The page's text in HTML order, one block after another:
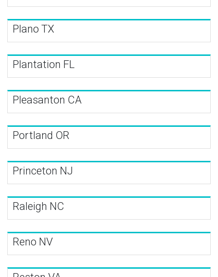
Plano TX
Plantation FL
Pleasanton CA
Portland OR
Princeton NJ
Raleigh NC
Reno NV